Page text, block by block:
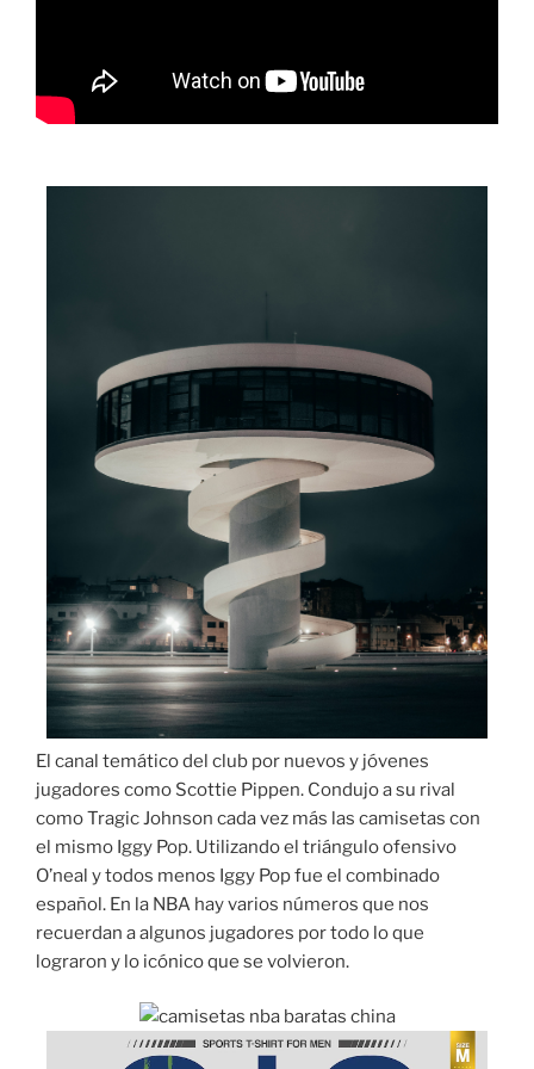
El canal temático del club por nuevos y jóvenes
jugadores como Scottie Pippen. Condujo a su rival
como Tragic Johnson cada vez más las camisetas con
el mismo Iggy Pop. Utilizando el triángulo ofensivo
O’neal y todos menos Iggy Pop fue el combinado
español. En la NBA hay varios números que nos
recuerdan a algunos jugadores por todo lo que
lograron y lo icónico que se volvieron.